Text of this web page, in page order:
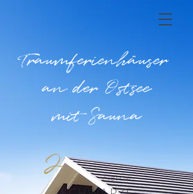
Traumferienhäuser
an der Ostsee
mit Sauna
Zierow
2